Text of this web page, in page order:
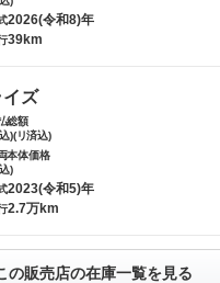
2026(令和8)年
39km
イズ
総額
)(リ済込)
本体価格
)
2023(令和5)年
2.7万km
の販売店の在庫一覧を見る